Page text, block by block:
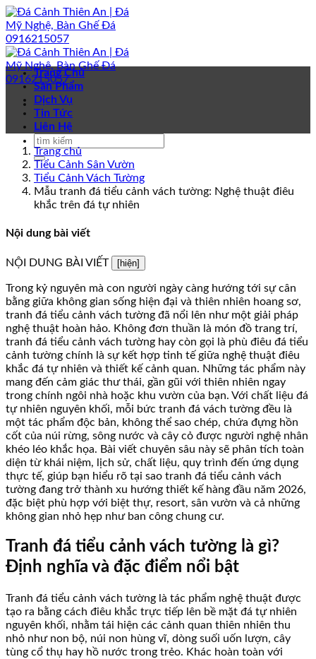
Bỏ
qua
nội
dung
Trang Chủ
Sản Phẩm
Dịch Vụ
Tin Tức
Liên Hệ
Trang chủ
Tiểu Cảnh Sân Vườn
Tiểu Cảnh Vách Tường
Mẫu tranh đá tiểu cảnh vách tường: Nghệ thuật điêu
khắc trên đá tự nhiên
Nội dung bài viết
NỘI DUNG BÀI VIẾT [hiện]
Trong kỷ nguyên mà con người ngày càng hướng tới sự cân
bằng giữa không gian sống hiện đại và thiên nhiên hoang sơ,
tranh đá tiểu cảnh vách tường đã nổi lên như một giải pháp
nghệ thuật hoàn hảo. Không đơn thuần là món đồ trang trí,
tranh đá tiểu cảnh vách tường hay còn gọi là phù điêu đá tiểu
cảnh tường chính là sự kết hợp tinh tế giữa nghệ thuật điêu
khắc đá tự nhiên và thiết kế cảnh quan. Những tác phẩm này
mang đến cảm giác thư thái, gần gũi với thiên nhiên ngay
trong chính ngôi nhà hoặc khu vườn của bạn. Với chất liệu đá
tự nhiên nguyên khối, mỗi bức tranh đá vách tường đều là
một tác phẩm độc bản, không thể sao chép, chứa đựng hồn
cốt của núi rừng, sông nước và cây cỏ được người nghệ nhân
khéo léo khắc họa. Bài viết chuyên sâu này sẽ phân tích toàn
diện từ khái niệm, lịch sử, chất liệu, quy trình đến ứng dụng
thực tế, giúp bạn hiểu rõ tại sao tranh đá tiểu cảnh vách
tường đang trở thành xu hướng thiết kế hàng đầu năm 2026,
đặc biệt phù hợp với biệt thự, resort, sân vườn và cả những
không gian nhỏ hẹp như ban công chung cư.
Tranh đá tiểu cảnh vách tường là gì?
Định nghĩa và đặc điểm nổi bật
Tranh đá tiểu cảnh vách tường là tác phẩm nghệ thuật được
tạo ra bằng cách điêu khắc trực tiếp lên bề mặt đá tự nhiên
nguyên khối, nhằm tái hiện các cảnh quan thiên nhiên thu
nhỏ như non bộ, núi non hùng vĩ, dòng suối uốn lượn, cây
tùng cổ thụ hay hồ nước trong trẻo. Khác hoàn toàn với